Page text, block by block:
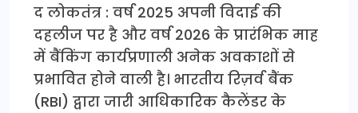
द लोकतंत्र : वर्ष 2025 अपनी विदाई की
दहलीज पर है और वर्ष 2026 के प्रारंभिक माह
में बैंकिंग कार्यप्रणाली अनेक अवकाशों से
प्रभावित होने वाली है। भारतीय रिज़र्व बैंक
(RBI) द्वारा जारी आधिकारिक कैलेंडर के